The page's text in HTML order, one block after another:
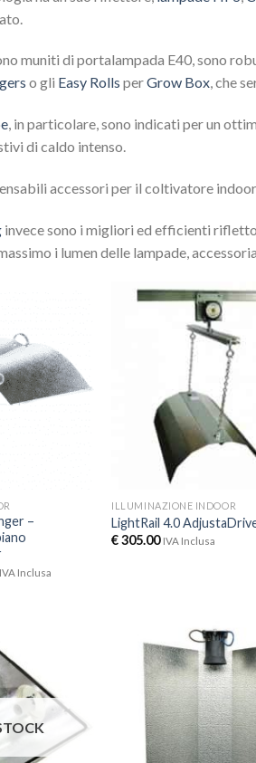
muniti di portalampada E40, sono
o gli Easy Rolls perGrow Box, che
, in particolare, sono indicati per un
di caldo intenso.
accessori per il coltivatore
invece sono i migliori ed efficienti
i lumen delle lampade,
–
IVA Inclusa
ILLUMINAZIONE INDOOR
LightRail 4.0
€305.00 IVA Inclusa